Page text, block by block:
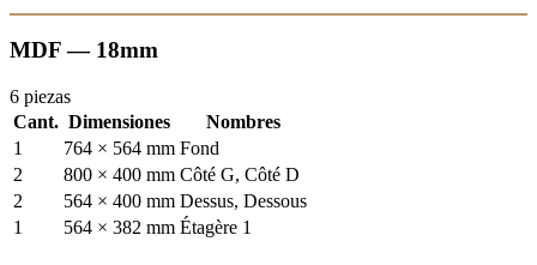
MDF — 18mm
6 piezas
Cant. Dimensiones
Nombres
1
764 × 564 mm Fond
2
800 × 400 mm Côté G, Côté D
2
564 × 400 mm Dessus, Dessous
1
564 × 382 mm Étagère 1